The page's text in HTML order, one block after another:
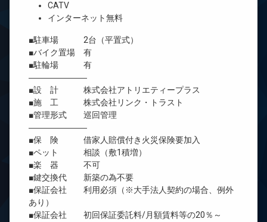
CATV
インターネット無料
■駐車場 2台（平置式）
■バイク置場 有
■駐輪場 有
―――――――
■設 計 株式会社アトリエティープラス
■施 工 株式会社リンク・トラスト
■管理形式 巡回管理
―――――――
■保 険 借家人賠償付き火災保険要加入
■ペット 相談（敷1積増）
■楽 器 不可
■鍵交換代 新築の為不要
■保証会社 利用必須（※大手法人契約の場合、例外
あり）
■保証会社 初回保証委託料/月額賃料等の20％～